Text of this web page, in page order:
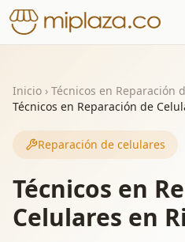
Inicio › Técnicos en Reparación
Técnicos en Reparación de
Reparación de celulares
Técnicos en
Celulares en